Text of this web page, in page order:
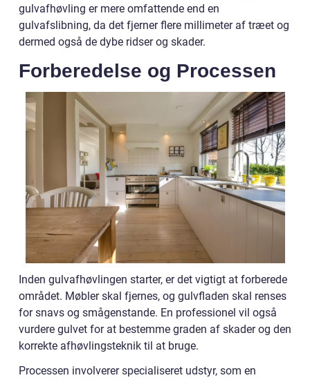
gulvafhøvling er mere omfattende end en
gulvafslibning, da det fjerner flere millimeter af træet og
dermed også de dybe ridser og skader.
Forberedelse og Processen
Inden gulvafhøvlingen starter, er det vigtigt at forberede
området. Møbler skal fjernes, og gulvfladen skal renses
for snavs og smågenstande. En professionel vil også
vurdere gulvet for at bestemme graden af skader og den
korrekte afhøvlingsteknik til at bruge.
Processen involverer specialiseret udstyr, som en